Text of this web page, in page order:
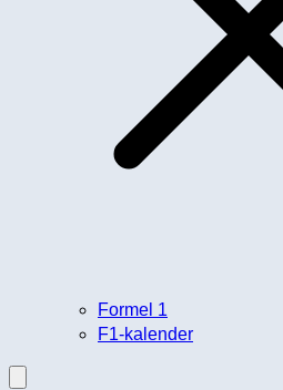
Formel 1
F1-kalender